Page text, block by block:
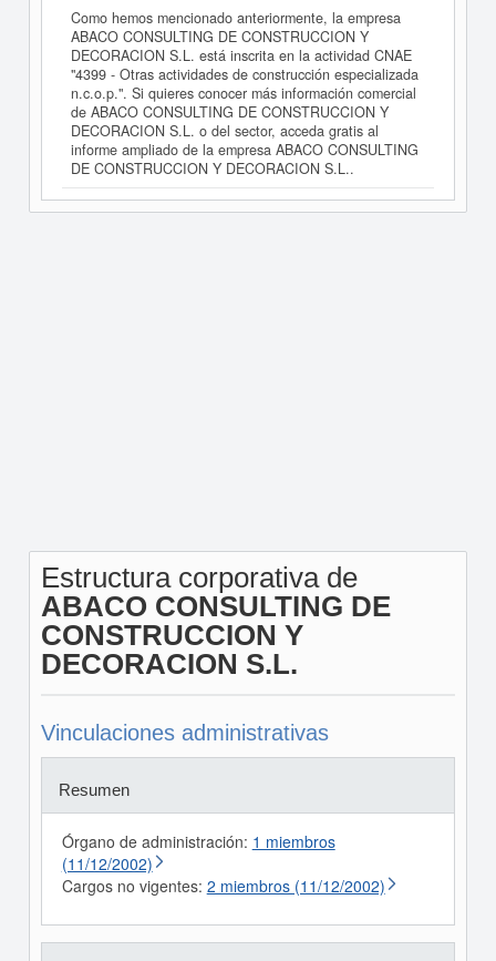
Como hemos mencionado anteriormente, la empresa
ABACO CONSULTING DE CONSTRUCCION Y
DECORACION S.L. está inscrita en la actividad CNAE
"4399 - Otras actividades de construcción especializada
n.c.o.p.". Si quieres conocer más información comercial
de ABACO CONSULTING DE CONSTRUCCION Y
DECORACION S.L. o del sector, acceda gratis al
informe ampliado de la empresa ABACO CONSULTING
DE CONSTRUCCION Y DECORACION S.L..
Estructura corporativa de
ABACO CONSULTING DE
CONSTRUCCION Y
DECORACION S.L.
Vinculaciones administrativas
Resumen
Órgano de administración: 1 miembros
(11/12/2002)
Cargos no vigentes: 2 miembros (11/12/2002)